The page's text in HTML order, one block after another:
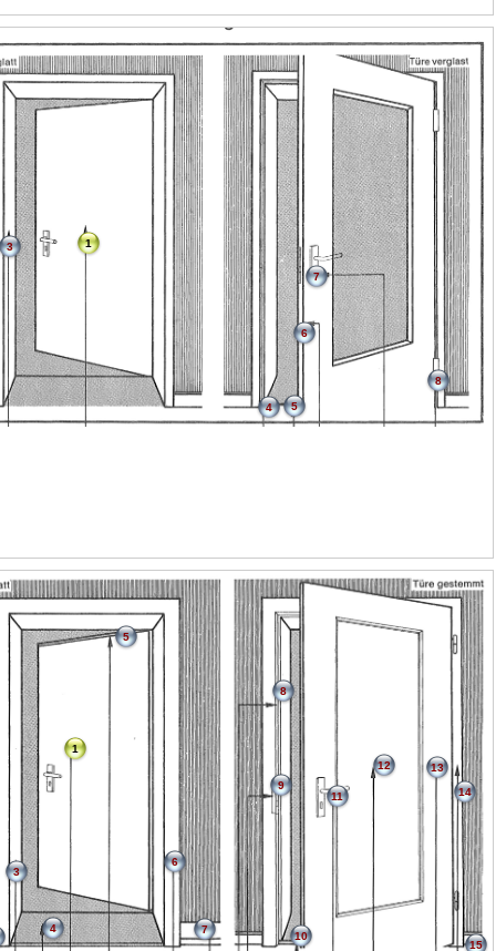
1
3
4 5
6
7
8
1
3
4
5
6
7
8
9
10
11
12
13
14
15